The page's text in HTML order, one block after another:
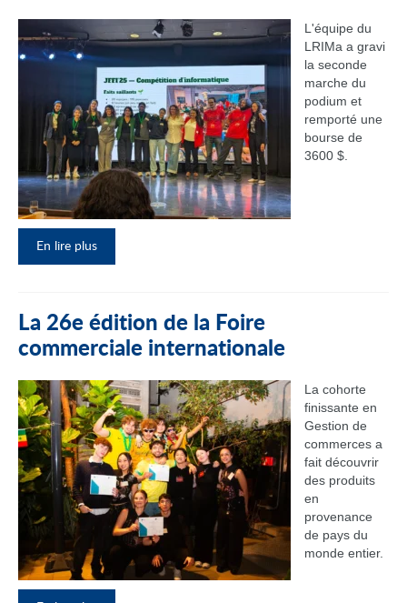
L'équipe du
LRIMa a gravi
la seconde
marche du
podium et
remporté une
bourse de
3600 $.
En lire plus
La 26e édition de la Foire
commerciale internationale
La cohorte
finissante en
Gestion de
commerces a
fait découvrir
des produits
en
provenance
de pays du
monde entier.